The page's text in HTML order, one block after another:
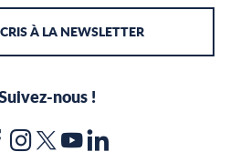
À LA NEWSLETTER
nous !